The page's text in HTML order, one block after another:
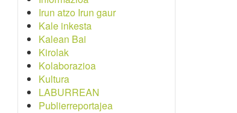
Irun atzo Irun gaur
Kale inkesta
Kalean Bai
Kirolak
Kolaborazioa
Kultura
LABURREAN
Publierreportajea